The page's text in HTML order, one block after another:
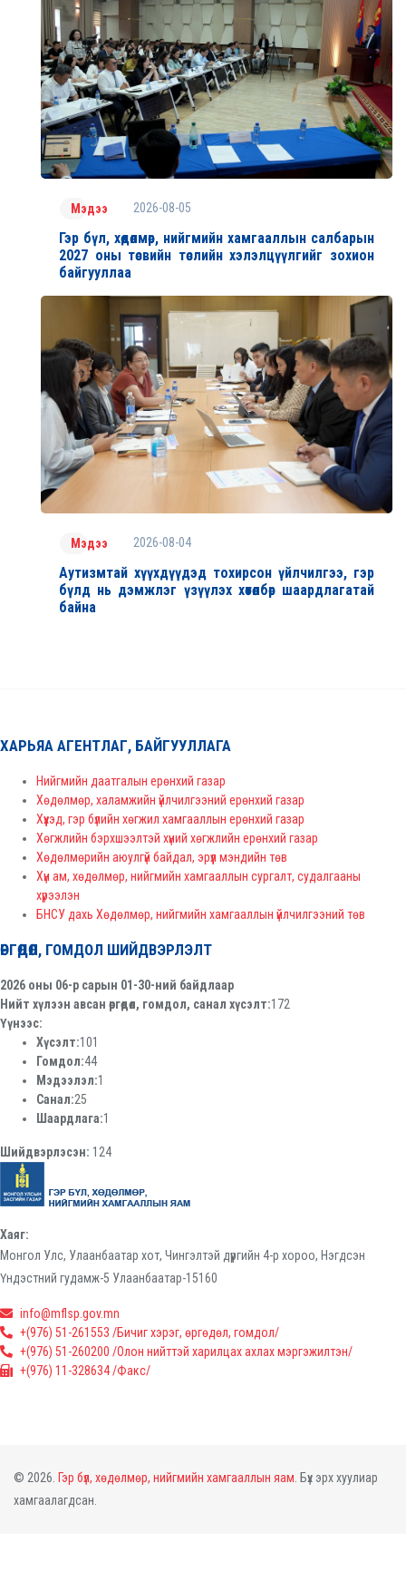
Мэдээ 2026-08-05
Гэр бүл, хөдөлмөр, нийгмийн хамгааллын салбарын
2027 оны төсвийн төслийн хэлэлцүүлгийг зохион
байгууллаа
Мэдээ 2026-08-04
Аутизмтай хүүхдүүдэд тохирсон үйлчилгээ, гэр
бүлд нь дэмжлэг үзүүлэх хөтөлбөр шаардлагатай
байна
ХАРЬЯА АГЕНТЛАГ, БАЙГУУЛЛАГА
Нийгмийн даатгалын ерөнхий газар
Хөдөлмөр, халамжийн үйлчилгээний ерөнхий газар
Хүүхэд, гэр бүлийн хөгжил хамгааллын ерөнхий газар
Хөгжлийн бэрхшээлтэй хүний хөгжлийн ерөнхий газар
Хөдөлмөрийн аюулгүй байдал, эрүүл мэндийн төв
Хүн ам, хөдөлмөр, нийгмийн хамгааллын сургалт, судалгааны
хүрээлэн
БНСУ дахь Хөдөлмөр, нийгмийн хамгааллын үйлчилгээний төв
ӨРГӨДӨЛ, ГОМДОЛ ШИЙДВЭРЛЭЛТ
2026 оны 06-р сарын 01-30-ний байдлаар
Нийт хүлээн авсан өргөдөл, гомдол, санал хүсэлт:172
Үүнээс:
Хүсэлт:101
Гомдол:44
Мэдээлэл:1
Санал:25
Шаардлага:1
Шийдвэрлэсэн: 124
Хаяг:
Монгол Улс, Улаанбаатар хот, Чингэлтэй дүүргийн 4-р хороо, Нэгдсэн
Үндэстний гудамж-5 Улаанбаатар-15160
info@mflsp.gov.mn
+(976) 51-261553 /Бичиг хэрэг, өргөдөл, гомдол/
+(976) 51-260200 /Олон нийттэй харилцах ахлах мэргэжилтэн/
+(976) 11-328634 /Факс/
© 2026. Гэр бүл, хөдөлмөр, нийгмийн хамгааллын яам. Бүх эрх хуулиар
хамгаалагдсан.